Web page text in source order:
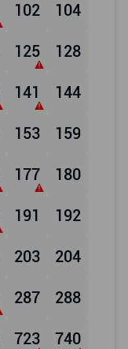
102 104
125 128
141 144
153 159
177 180
191 192
203 204
287 288
723 740